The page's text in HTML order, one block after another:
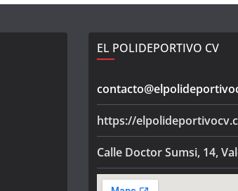
EL POLIDEPORTIVO CV
https://
Calle Doctor Sumsi, 14,